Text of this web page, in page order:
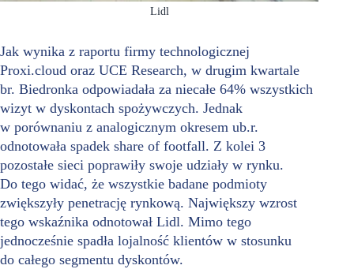
Lidl
Jak wynika z raportu firmy technologicznej
Proxi.cloud oraz UCE Research, w drugim kwartale
br. Biedronka odpowiadała za niecałe 64% wszystkich
wizyt w dyskontach spożywczych. Jednak
w porównaniu z analogicznym okresem ub.r.
odnotowała spadek share of footfall. Z kolei 3
pozostałe sieci poprawiły swoje udziały w rynku.
Do tego widać, że wszystkie badane podmioty
zwiększyły penetrację rynkową. Największy wzrost
tego wskaźnika odnotował Lidl. Mimo tego
jednocześnie spadła lojalność klientów w stosunku
do całego segmentu dyskontów.